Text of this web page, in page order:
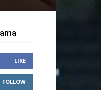
LIKE
FOLLOW